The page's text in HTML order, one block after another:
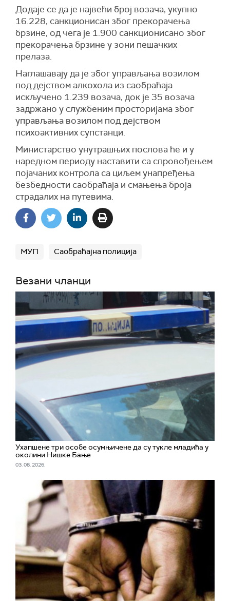
Додаје се да је највећи број возача, укупно
16.228, санкционисан због прекорачења
брзине, од чега је 1.900 санкционисано због
прекорачења брзине у зони пешачких
прелаза.
Наглашавају да је због управљања возилом
под дејством алкохола из саобраћаја
искључено 1.239 возача, док је 35 возача
задржано у службеним просторијама због
управљања возилом под дејством
психоактивних супстанци.
Министарство унутрашњих послова ће и у
наредном периоду наставити са спровођењем
појачаних контрола са циљем унапређења
безбедности саобраћаја и смањења броја
страдалих на путевима.
МУП Саобраћајна полиција
Везани чланци
Ухапшенe три особе осумњичене да су тукле младића у
околини Нишке Бање
03. 08. 2026.